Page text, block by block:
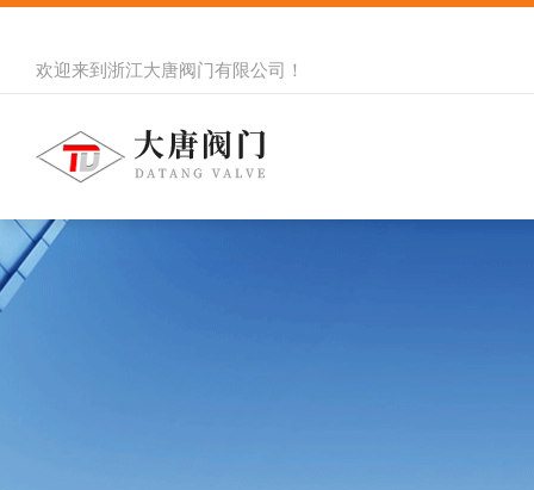
欢迎来到 浙江大唐阀门有限公司 ！